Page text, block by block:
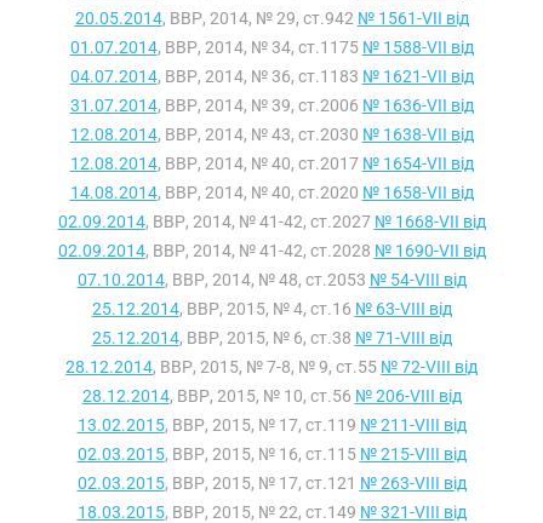
20.05.2014, ВВР, 2014, № 29, ст.942 № 1561-VII від
01.07.2014, ВВР, 2014, № 34, ст.1175 № 1588-VII від
04.07.2014, ВВР, 2014, № 36, ст.1183 № 1621-VII від
31.07.2014, ВВР, 2014, № 39, ст.2006 № 1636-VII від
12.08.2014, ВВР, 2014, № 43, ст.2030 № 1638-VII від
12.08.2014, ВВР, 2014, № 40, ст.2017 № 1654-VII від
14.08.2014, ВВР, 2014, № 40, ст.2020 № 1658-VII від
02.09.2014, ВВР, 2014, № 41-42, ст.2027 № 1668-VII від
02.09.2014, ВВР, 2014, № 41-42, ст.2028 № 1690-VII від
07.10.2014, ВВР, 2014, № 48, ст.2053 № 54-VIII від
25.12.2014, ВВР, 2015, № 4, ст.16 № 63-VIII від
25.12.2014, ВВР, 2015, № 6, ст.38 № 71-VIII від
28.12.2014, ВВР, 2015, № 7-8, № 9, ст.55 № 72-VIII від
28.12.2014, ВВР, 2015, № 10, ст.56 № 206-VIII від
13.02.2015, ВВР, 2015, № 17, ст.119 № 211-VIII від
02.03.2015, ВВР, 2015, № 16, ст.115 № 215-VIII від
02.03.2015, ВВР, 2015, № 17, ст.121 № 263-VIII від
18.03.2015, ВВР, 2015, № 22, ст.149 № 321-VIII від